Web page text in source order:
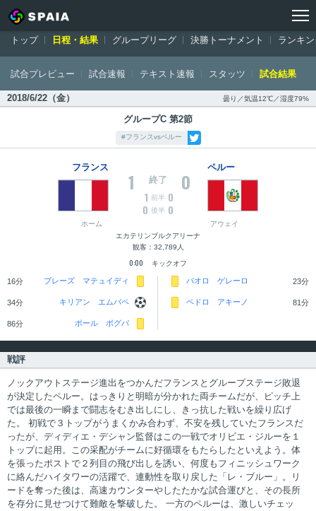
トップ ワールドカップ ロシア大会 フランス対ペルー
トップ 日程・結果 グループリーグ 決勝トーナメント ランキ
試合プレビュー 試合速報 テキスト速報 スタッツ 試合結果
2018/6/22（金） 曇り／気温12℃／湿度79%
グループC 第2節
#フランスvsペルー
フランス
ホーム
終了
1 0
1 前半 0
0 後半 0
エカテリンブルクアリーナ
観客：32,789人
ペルー
アウェイ
0:00 キックオフ
16分 ブレーズ マテュイディ
34分 キリアン エムバペ
86分 ポール ポグバ
23分
パオロ ゲレーロ
81分
ペドロ アキーノ
戦評
ノックアウトステージ進出をつかんだフランスとグループステージ敗退
が決定したペルー。はっきりと明暗が分かれた両チームだが、ピッチ上
では最後の一瞬まで闘志をむき出しにし、きっ抗した戦いを繰り広げ
た。 初戦で３トップがうまくかみ合わず、不安を残していたフランスだ
ったが、ディディエ・デシャン監督はこの一戦でオリビエ・ジルーを１
トップに起用。この采配がチームに好循環をもたらしたといえよう。体
を張ったポストで２列目の飛び出しを誘い、何度もフィニッシュワーク
に絡んだハイタワーの活躍で、連動性を取り戻した「レ・ブルー」。リ
ードを奪った後は、高速カウンターやしたたかな試合運びと、その長所
を存分に見せつけて難敵を撃破した。 一方のペルーは、激しいチェッ